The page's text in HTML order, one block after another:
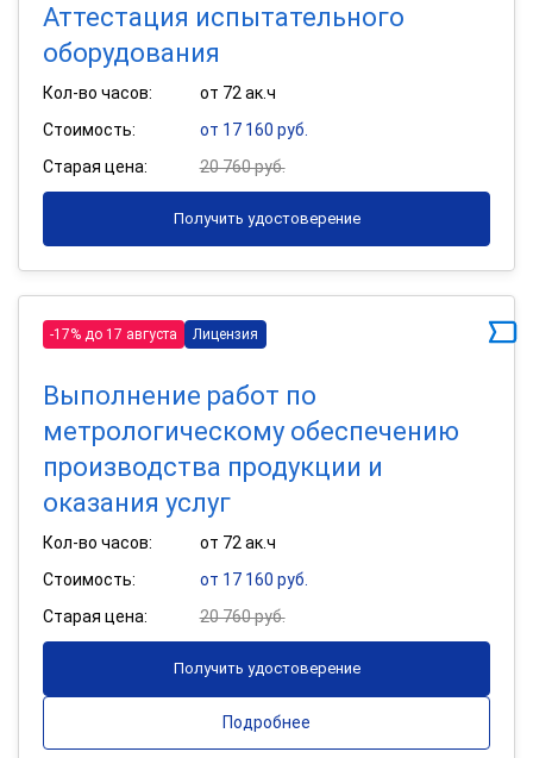
Аттестация испытательного
оборудования
Кол-во часов:
от 72 ак.ч
Стоимость:
от 17 160 руб.
Старая цена:
20 760 руб.
Получить удостоверение
-17% до 17 августа Лицензия
Выполнение работ по
метрологическому обеспечению
производства продукции и
оказания услуг
Кол-во часов:
от 72 ак.ч
Стоимость:
от 17 160 руб.
Старая цена:
20 760 руб.
Получить удостоверение
Подробнее